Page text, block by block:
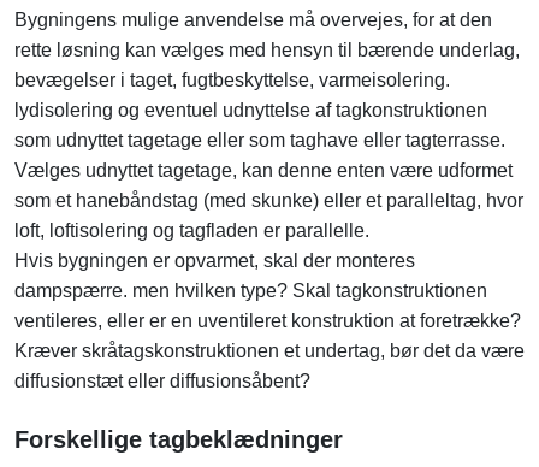
Bygningens mulige anvendelse må overvejes, for at den
rette løsning kan vælges med hensyn til bærende underlag,
bevægelser i taget, fugtbeskyttelse, varmeisolering.
lydisolering og eventuel udnyttelse af tagkonstruktionen
som udnyttet tagetage eller som taghave eller tagterrasse.
Vælges udnyttet tagetage, kan denne enten være udformet
som et hanebåndstag (med skunke) eller et paralleltag, hvor
loft, loftisolering og tagfladen er parallelle.
Hvis bygningen er opvarmet, skal der monteres
dampspærre. men hvilken type? Skal tagkonstruktionen
ventileres, eller er en uventileret konstruktion at foretrække?
Kræver skråtagskonstruktionen et undertag, bør det da være
diffusionstæt eller diffusionsåbent?
Forskellige tagbeklædninger